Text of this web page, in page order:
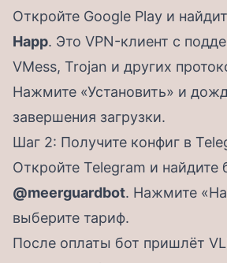
Откройте Google Play и
Happ. Это VPN-клиент с
VMess, Trojan и других
Нажмите «Установить» и
завершения загрузки.
Шаг 2: Получите конфиг в
Откройте Telegram и найдите
@meerguardbot. Нажмите
выберите тариф.
После оплаты бот пришлёт